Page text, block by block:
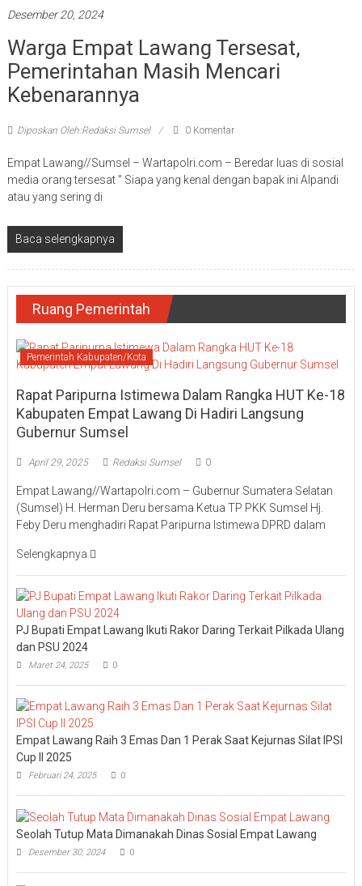
Desember 20, 2024
Warga Empat Lawang Tersesat,
Pemerintahan Masih Mencari
Kebenarannya
Diposkan Oleh:Redaksi Sumsel 0 Komentar
Empat Lawang//Sumsel – Wartapolri.com – Beredar luas di sosial
media orang tersesat ” Siapa yang kenal dengan bapak ini Alpandi
atau yang sering di
Baca selengkapnya
Ruang Pemerintah
Pemerintah Kabupaten/Kota
Rapat Paripurna Istimewa Dalam Rangka HUT Ke-18
Kabupaten Empat Lawang Di Hadiri Langsung
Gubernur Sumsel
April 29, 2025 Redaksi Sumsel 0
Empat Lawang//Wartapolri.com – Gubernur Sumatera Selatan
(Sumsel) H. Herman Deru bersama Ketua TP PKK Sumsel Hj.
Feby Deru menghadiri Rapat Paripurna Istimewa DPRD dalam
Selengkapnya
PJ Bupati Empat Lawang Ikuti Rakor Daring Terkait Pilkada Ulang
dan PSU 2024
Maret 24, 2025 0
Empat Lawang Raih 3 Emas Dan 1 Perak Saat Kejurnas Silat IPSI
Cup II 2025
Februari 24, 2025 0
Seolah Tutup Mata Dimanakah Dinas Sosial Empat Lawang
Desember 30, 2024 0